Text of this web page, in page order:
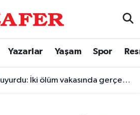
Yazarlar Yaşam Spor
İki ölüm vakasında gerçek ortaya çıkarıldı